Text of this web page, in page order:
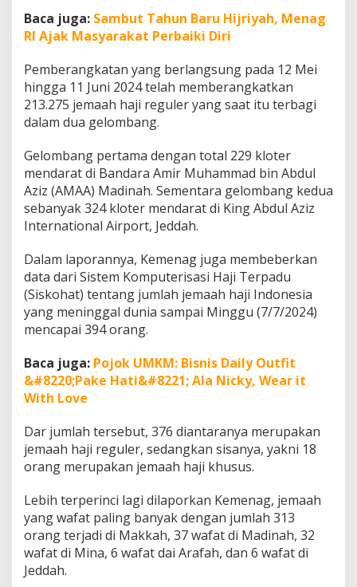
M
i
g
g
u
I
n
Baca juga: Sambut Tahun Baru Hijriyah, Menag
RI Ajak Masyarakat Perbaiki Diri
Pemberangkatan yang berlangsung pada 12 Mei
hingga 11 Juni 2024 telah memberangkatkan
213.275 jemaah haji reguler yang saat itu terbagi
dalam dua gelombang.
Gelombang pertama dengan total 229 kloter
mendarat di Bandara Amir Muhammad bin Abdul
Aziz (AMAA) Madinah. Sementara gelombang kedua
sebanyak 324 kloter mendarat di King Abdul Aziz
International Airport, Jeddah.
Dalam laporannya, Kemenag juga membeberkan
data dari Sistem Komputerisasi Haji Terpadu
(Siskohat) tentang jumlah jemaah haji Indonesia
yang meninggal dunia sampai Minggu (7/7/2024)
mencapai 394 orang.
Baca juga: Pojok UMKM: Bisnis Daily Outfit
&#8220;Pake Hati&#8221; Ala Nicky, Wear it
With Love
Dar jumlah tersebut, 376 diantaranya merupakan
jemaah haji reguler, sedangkan sisanya, yakni 18
orang merupakan jemaah haji khusus.
Lebih terperinci lagi dilaporkan Kemenag, jemaah
yang wafat paling banyak dengan jumlah 313
orang terjadi di Makkah, 37 wafat di Madinah, 32
wafat di Mina, 6 wafat dai Arafah, dan 6 wafat di
Jeddah.